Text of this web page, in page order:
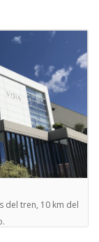
del tren, 10 km del